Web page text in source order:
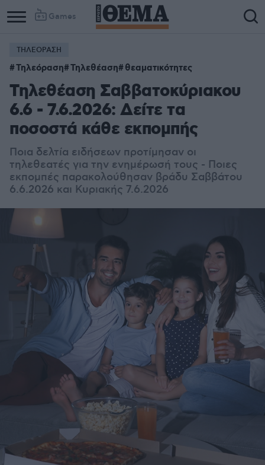
Games
ΤΗΛΕΟΡΑΣΗ
Τηλεόραση Τηλεθέαση θεαματικότητες
Τηλεθέαση Σαββατοκύριακου
6.6 - 7.6.2026: Δείτε τα
ποσοστά κάθε εκπομπής
Ποια δελτία ειδήσεων προτίμησαν οι
τηλεθεατές για την ενημέρωσή τους - Ποιες
εκπομπές παρακολούθησαν βράδυ Σαββάτου
6.6.2026 και Κυριακής 7.6.2026